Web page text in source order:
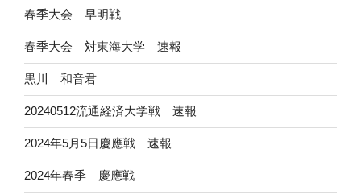
春季大会 早明戦
春季大会 対東海大学 速報
黒川 和音君
20240512流通経済大学戦 速報
2024年5月5日慶應戦 速報
2024年春季 慶應戦